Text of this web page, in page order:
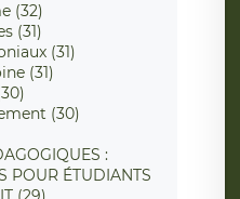
(32)
(31)
(31)
(31)
(30)
:
POUR ÉTUDIANTS